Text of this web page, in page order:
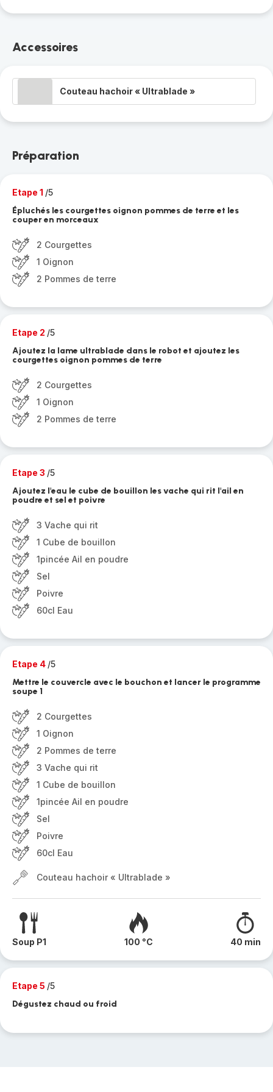
Accessoires
Couteau hachoir « Ultrablade »
Préparation
Etape 1 /5
Épluchés les courgettes oignon pommes de terre et les
couper en morceaux
2 Courgettes
1 Oignon
2 Pommes de terre
Etape 2 /5
Ajoutez la lame ultrablade dans le robot et ajoutez les
courgettes oignon pommes de terre
2 Courgettes
1 Oignon
2 Pommes de terre
Etape 3 /5
Ajoutez l'eau le cube de bouillon les vache qui rit l'ail en
poudre et sel et poivre
3 Vache qui rit
1 Cube de bouillon
1pincée Ail en poudre
Sel
Poivre
60cl Eau
Etape 4 /5
Mettre le couvercle avec le bouchon et lancer le programme
soupe 1
2 Courgettes
1 Oignon
2 Pommes de terre
3 Vache qui rit
1 Cube de bouillon
1pincée Ail en poudre
Sel
Poivre
60cl Eau
Couteau hachoir « Ultrablade »
Soup P1 100 °C 40 min
Etape 5 /5
Dégustez chaud ou froid